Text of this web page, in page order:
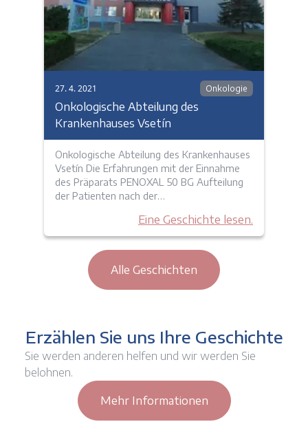
27. 4. 2021 Onkologie
Onkologische Abteilung des
Krankenhauses Vsetín
Onkologische Abteilung des Krankenhauses
Vsetín Die Erfahrungen mit der Einnahme
des Präparats PENOXAL 50 BG Aufteilung
der Patienten nach der…
Eine Geschichte lesen.
Alle Geschichten
Erzählen Sie uns Ihre Geschichte
Sie werden anderen helfen und wir werden Sie
belohnen.
Mehr Informationen